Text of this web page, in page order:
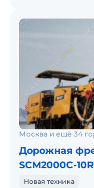
Москва и ещё 34
Дорожная
SCM2000C-10R
Новая техника